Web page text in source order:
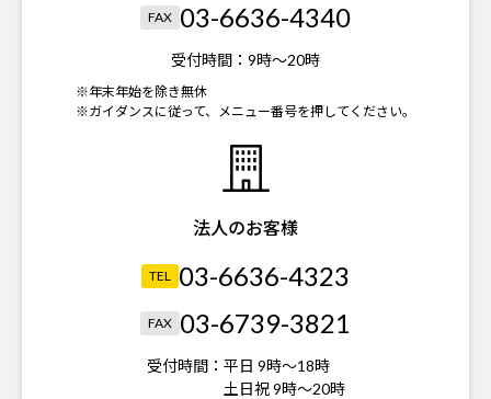
FAX 03-6636-4340
受付時間： 9時～20時
※年末年始を除き無休
※ガイダンスに従って、メニュー番号を押してください。
法人のお客様
TEL 03-6636-4323
FAX 03-6739-3821
受付時間： 平日 9時～18時
土日祝 9時～20時